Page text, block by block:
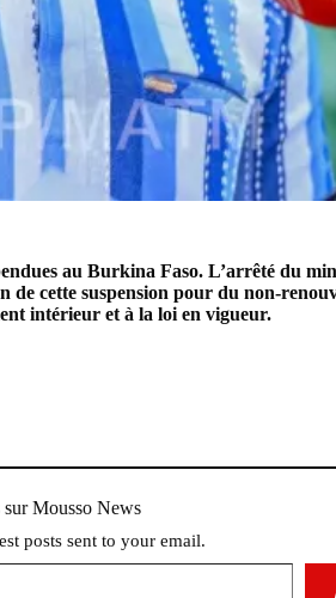
au Burkina Faso. L’arrêté du
cette suspension pour du non-
intérieur et à la loi en vigueur.
Mousso News
posts sent to your email.